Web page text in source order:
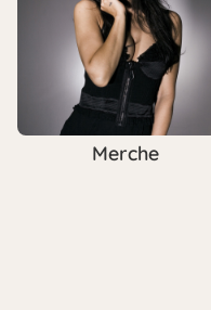
Merche